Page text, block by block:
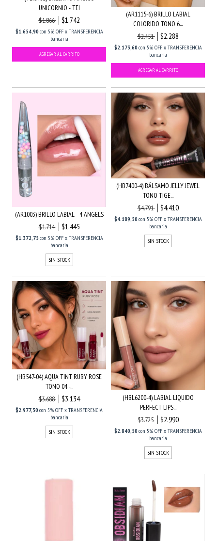
UNICORNIO - TEI
$1.866
$1.742
$1.654,90con 5% OFF x TRANSFERENCIA
bancaria
(AR1115-6) BRILLO LABIAL
COLORIDO TONO 6...
$2.451
$2.288
$2.173,60con 5% OFF x TRANSFERENCIA
bancaria
(AR1003) BRILLO LABIAL - 4 ANGELS
$1.714
$1.445
$1.372,75 con 5% OFF x TRANSFERENCIA
bancaria
SIN STOCK
(HB7400-4) BÁLSAMO JELLY JEWEL
TONO TIGE...
$4.791
$4.410
$4.189,50con 5% OFF x TRANSFERENCIA
bancaria
SIN STOCK
(HB547-04) AQUA TINT RUBY ROSE
TONO 04 -...
$3.688
$3.134
$2.977,30con 5% OFF x TRANSFERENCIA
bancaria
SIN STOCK
(HBL6200-4) LABIAL LIQUIDO
PERFECT LIPS...
$3.725
$2.990
$2.840,50con 5% OFF x TRANSFERENCIA
bancaria
SIN STOCK